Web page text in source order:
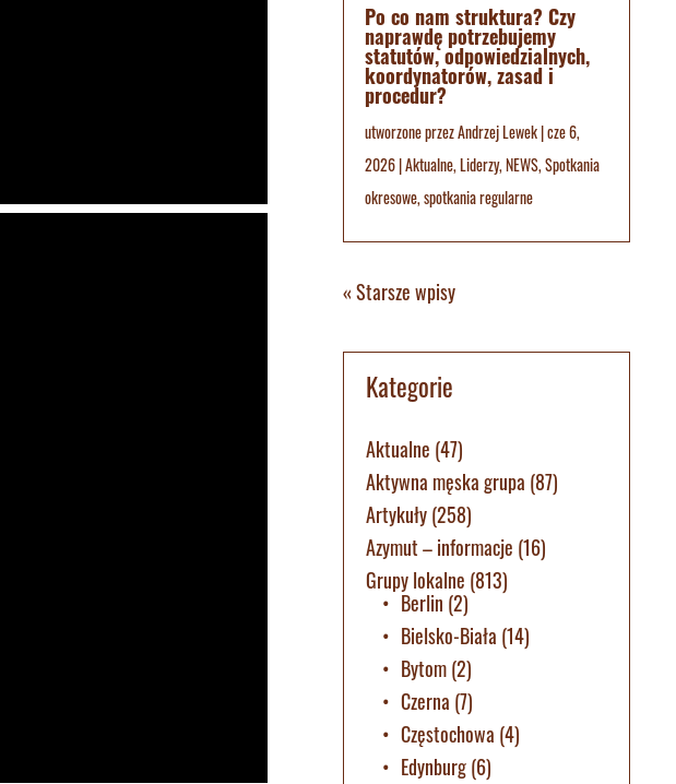
Po co nam struktura? Czy
naprawdę potrzebujemy
statutów, odpowiedzialnych,
koordynatorów, zasad i
procedur?
utworzone przezAndrzej Lewek|cze 6,
2026|Aktualne,Liderzy,NEWS,Spotkania
okresowe,spotkania regularne
« Starsze wpisy
Kategorie
Aktualne (47)
Aktywna męska grupa (87)
Artykuły(258)
Azymut – informacje (16)
Grupy lokalne (813)
Berlin (2)
Bielsko-Biała (14)
Bytom(2)
Czerna (7)
Częstochowa (4)
Edynburg(6)